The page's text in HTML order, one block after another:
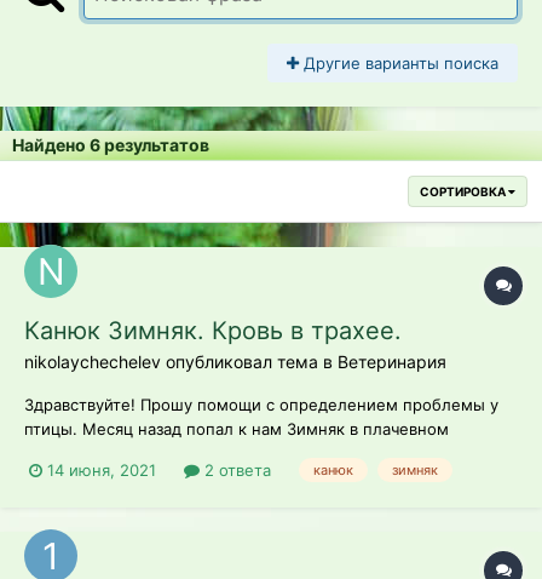
Другие варианты поиска
Найдено 6 результатов
СОРТИРОВКА
Канюк Зимняк. Кровь в трахее.
nikolaychechelev опубликовал тема в Ветеринария
Здравствуйте! Прошу помощи с определением проблемы у
птицы. Месяц назад попал к нам Зимняк в плачевном
крылом, нелетного. Подкармливали курицей масяц(!!!).
передал его нам....
14 июня, 2021 2 ответа канюк зимняк